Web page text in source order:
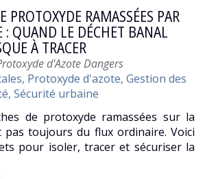
PROTOXYDE RAMASSÉES PAR
QUAND LE DÉCHET BANAL
À TRACER
d'Azote Dangers
, Protoxyde d'azote, Gestion des
, Sécurité urbaine
de protoxyde ramassées sur la
toujours du flux ordinaire. Voici
pour isoler, tracer et sécuriser la